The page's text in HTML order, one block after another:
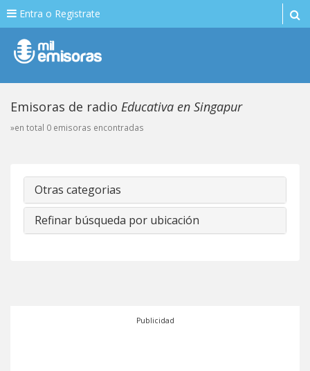
Entra o Registrate
Emisoras de radio Educativa en Singapur
»en total 0 emisoras encontradas
Otras categorias
Refinar búsqueda por ubicación
Publicidad